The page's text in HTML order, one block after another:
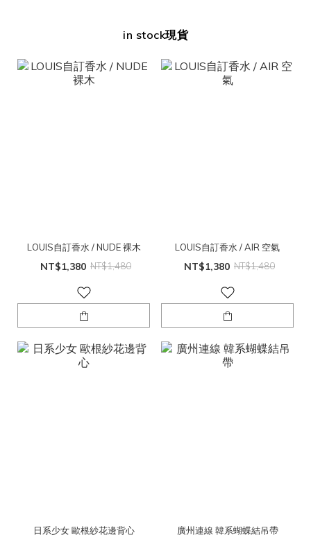
in stock現貨
LOUIS自訂香水 / NUDE 裸木
NT$1,380 NT$1,480
LOUIS自訂香水 / AIR 空氣
NT$1,380 NT$1,480
日系少女 歐根紗花邊背心 廣州連線 韓系蝴蝶結吊帶